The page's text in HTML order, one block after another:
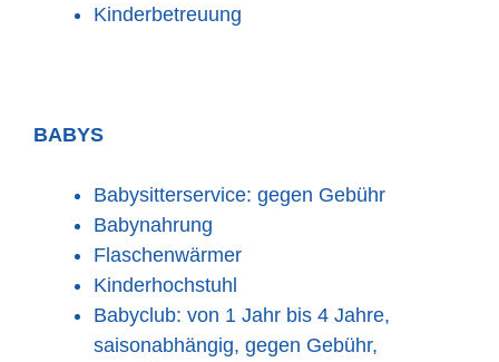
Kinderbetreuung
BABYS
Babysitterservice: gegen Gebühr
Babynahrung
Flaschenwärmer
Kinderhochstuhl
Babyclub: von 1 Jahr bis 4 Jahre,
saisonabhängig, gegen Gebühr,